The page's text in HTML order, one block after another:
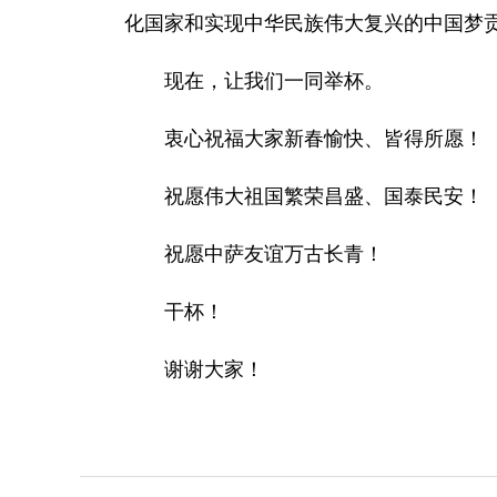
化国家和实现中华民族伟大复兴的中国梦
现在，让我们一同举杯。
衷心祝福大家新春愉快、皆得所愿！
祝愿伟大祖国繁荣昌盛、国泰民安！
祝愿中萨友谊万古长青！
干杯！
谢谢大家！